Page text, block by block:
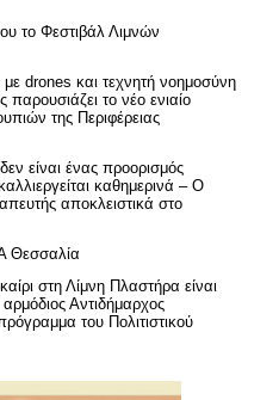
το Φεστιβάλ Λιμνών
drones και τεχνητή νοημοσύνη
το νέο ενιαίο
της Περιφέρειας
είναι ένας προορισμός
καθημερινά – Ο
αποκλειστικά στο
Θεσσαλία
στη Λίμνη Πλαστήρα είναι
Αντιδήμαρχος
του Πολιτιστικού